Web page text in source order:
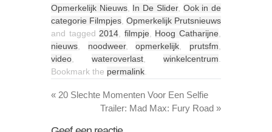
Opmerkelijk Nieuws, In De Slider, Ook in de
categorie Filmpjes Opmerkelijk Prutsnieuws
and tagged 2014 filmpje Hoog Catharijne
nieuws
noodweer,opmerkelijk prutsfm
video
wateroverlast winkelcentrum
Bookmark the permalink
« 20 Slechte Momenten Voor Een Selfie
Trailer: Mad Max: Fury Road »